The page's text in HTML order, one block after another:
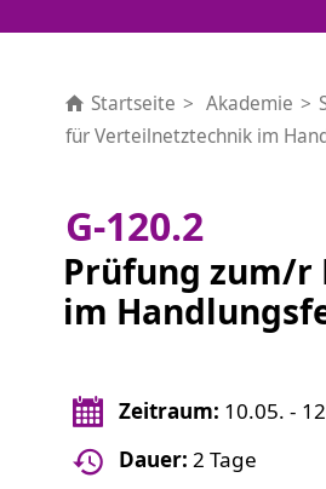
Startseite Akademie
für Verteilnetztechnik im
G-120.2
Prüfung zum/
im
Zeitraum: 10.05. -
Dauer: 2 Tage